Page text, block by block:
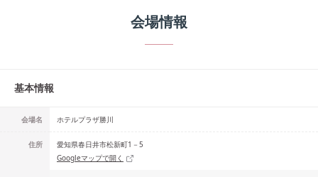
会場情報
基本情報
会場名 ホテルプラザ勝川
住所
愛知県春日井市松新町1－5
Googleマップで開く